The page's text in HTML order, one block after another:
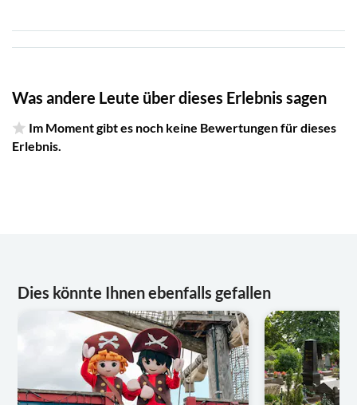
Was andere Leute über dieses Erlebnis sagen
Im Moment gibt es noch keine Bewertungen für dieses
Erlebnis.
Dies könnte Ihnen ebenfalls gefallen